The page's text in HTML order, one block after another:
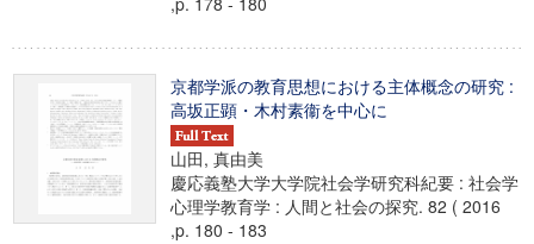
京都学派の教育思想における主体概念の研究 :
高坂正顕・木村素衞を中心に
山田, 真由美
慶応義塾大学大学院社会学研究科紀要 : 社会学
心理学教育学 : 人間と社会の探究. 82 ( 2016
,p. 180 - 183